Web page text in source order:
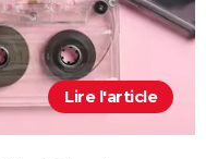
Lire l'article